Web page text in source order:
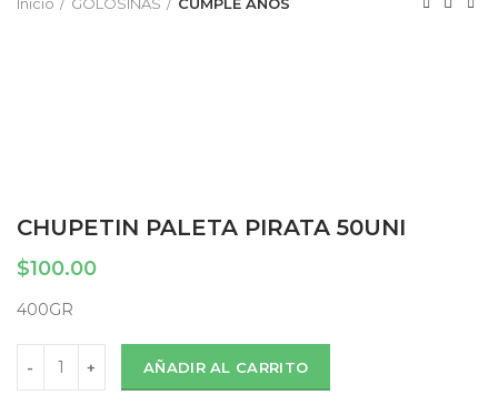
CHUPETIN PALETA PIRATA 50UNI
$100.00
400GR
CHUPETIN PALETA PIRATA 50UNI cantidad
AÑADIR AL CARRITO